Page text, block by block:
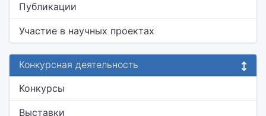
Публикации
Участие в научных проектах
Конкурсная деятельность
Конкурсы
Выставки